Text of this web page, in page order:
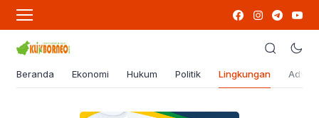
Beranda Ekonomi Hukum Politik Lingkungan